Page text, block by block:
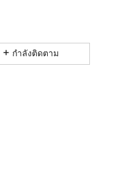
451Kกำลังติดตาม